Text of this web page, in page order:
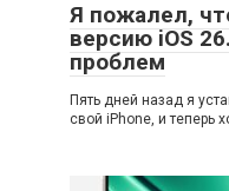
Я пожалел,
версию iOS
проблем
Пять дней назад я
свой iPhone, и теперь